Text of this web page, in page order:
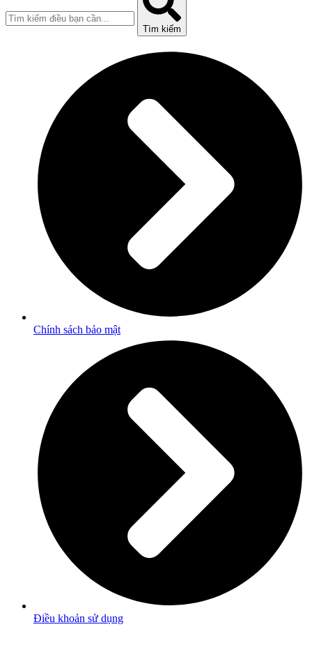
Tìm kiếm
Chính sách bảo mật
Điều khoản sử dụng